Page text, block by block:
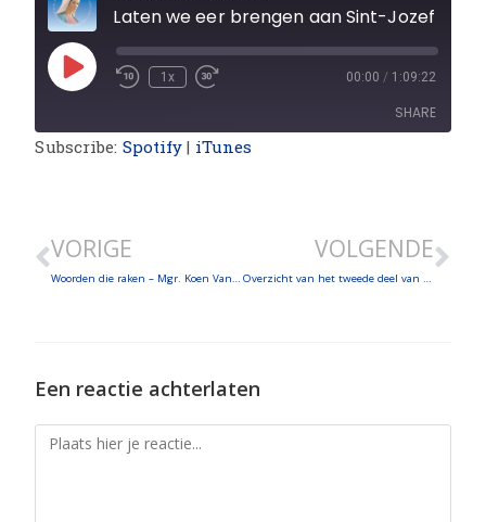
1x 00:00 / 1:09:22
SHARE
Subscribe: Spotify | iTunes
VORIGE VOLGENDE
Een reactie achterlaten